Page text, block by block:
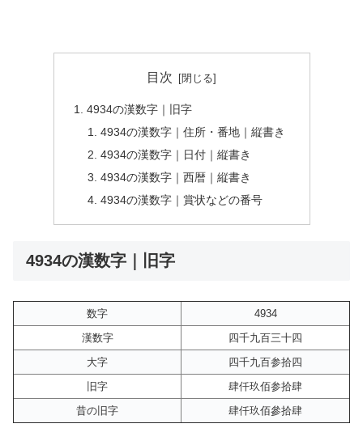
目次
4934の漢数字｜旧字
4934の漢数字｜住所・番地｜縦書き
4934の漢数字｜日付｜縦書き
4934の漢数字｜西暦｜縦書き
4934の漢数字｜賞状などの番号
4934の漢数字｜旧字
数字
4934
漢数字
四千九百三十四
大字
四千九百参拾四
旧字
肆仟玖佰参拾肆
昔の旧字
肆仟玖佰參拾肆